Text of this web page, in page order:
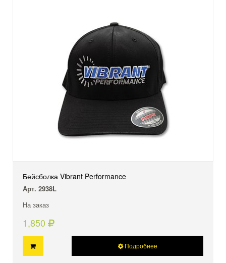
Бейсболка Vibrant Performance
Арт. 2938L
На заказ
1,850
Подробнее